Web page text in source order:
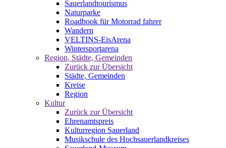
Sauerlandtourismus
Naturparke
Roadbook für Motorrad fahrer
Wandern
VELTINS-EisArena
Wintersportarena
Region, Städte, Gemeinden
Zurück zur Übersicht
Städte, Gemeinden
Kreise
Region
Kultur
Zurück zur Übersicht
Ehrenamtspreis
Kulturregion Sauerland
Musikschule des Hochsauerlandkreises